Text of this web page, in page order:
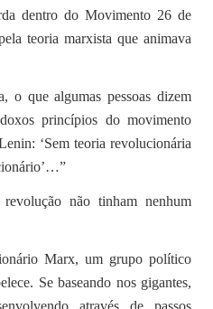
dentro do Movimento 26 de
teoria marxista que animava
o que algumas pessoas dizem
princípios do movimento
‘Sem teoria revolucionária
não tinham nenhum
Marx, um grupo político
Se baseando nos gigantes,